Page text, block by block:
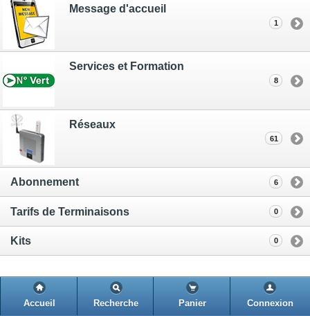
Message d'accueil
1
Services et Formation
8
Réseaux
61
Abonnement 6
Tarifs de Terminaisons 0
Kits 0
Accueil Recherche Panier Connexion